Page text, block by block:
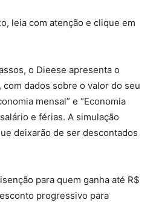
leia com atenção e clique em
o Dieese apresenta o
dados sobre o valor do seu
mensal” e “Economia
e férias. A simulação
deixarão de ser descontados
para quem ganha até R$
progressivo para